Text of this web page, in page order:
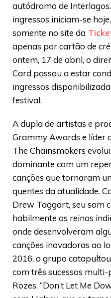
autódromo de
ingressos iniciam-se
somente no site da
apenas por cartão de
ontem, 17 de abril, o
Card passou a estar
ingressos
festival.
A dupla de artistas e
Grammy Awards e líder
The Chainsmokers
dominante com um
canções que tornaram
quentes da atualidade.
Drew Taggart, seu som
habilmente os reinos
onde desenvolveram
canções inovadoras ao
2016, o grupo
com três sucessos multi-
Rozes, “Don’t Let Me